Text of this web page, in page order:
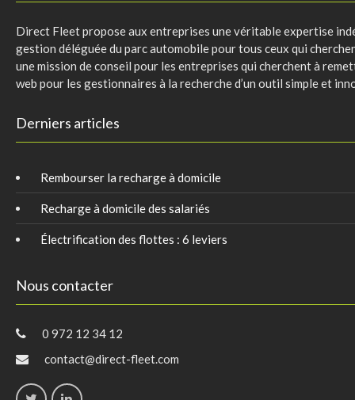
Direct Fleet propose aux entreprises une véritable expertise
gestion déléguée du parc automobile pour tous ceux qui
une mission de conseil pour les entreprises qui cherchent à
web pour les gestionnaires à la recherche d’un outil simple et
Derniers articles
Rembourser la recharge à domicile
Recharge à domicile des salariés
Électrification des flottes : 6 leviers
Nous contacter
0 972 12 34 12
contact@direct-fleet.com